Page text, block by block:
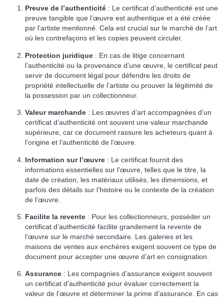
Preuve de l’authenticité : Le certificat d’authenticité est une
preuve tangible que l’œuvre est authentique et a été créée
par l’artiste mentionné. Cela est crucial sur le marché de l’art
où les contrefaçons et les copies peuvent circuler.
Protection juridique : En cas de litige concernant
l’authenticité ou la provenance d’une œuvre, le certificat peut
servir de document légal pour défendre les droits de
propriété intellectuelle de l’artiste ou prouver la légitimité de
la possession par un collectionneur.
Valeur marchande : Les œuvres d’art accompagnées d’un
certificat d’authenticité ont souvent une valeur marchande
supérieure, car ce document rassure les acheteurs quant à
l’origine et l’authenticité de l’œuvre.
Information sur l’œuvre : Le certificat fournit des
informations essentielles sur l’œuvre, telles que le titre, la
date de création, les matériaux utilisés, les dimensions, et
parfois des détails sur l’histoire ou le contexte de la création
de l’œuvre.
Facilite la revente : Pour les collectionneurs, posséder un
certificat d’authenticité facilite grandement la revente de
l’œuvre sur le marché secondaire. Les galeries et les
maisons de ventes aux enchères exigent souvent ce type de
document pour accepter une œuvre d’art en consignation.
Assurance : Les compagnies d’assurance exigent souvent
un certificat d’authenticité pour évaluer correctement la
valeur de l’œuvre et déterminer la prime d’assurance. En cas